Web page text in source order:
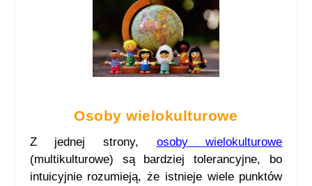
Osoby wielokulturowe
Z jednej strony, osoby wielokulturowe
(multikulturowe) są bardziej tolerancyjne, bo
intuicyjnie rozumieją, że istnieje wiele punktów